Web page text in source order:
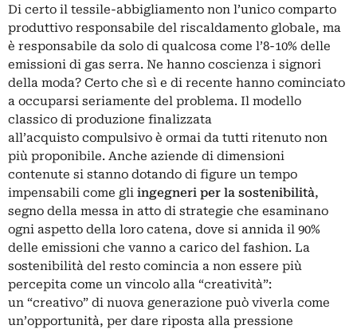
Di certo il tessile-abbigliamento non l’unico comparto
produttivo responsabile del riscaldamento globale, ma
è responsabile da solo di qualcosa come l’8-10% delle
emissioni di gas serra. Ne hanno coscienza i signori
della moda? Certo che sì e di recente hanno cominciato
a occuparsi seriamente del problema. Il modello
classico di produzione finalizzata
all’acquisto compulsivo è ormai da tutti ritenuto non
più proponibile. Anche aziende di dimensioni
contenute si stanno dotando di figure un tempo
impensabili come gli ingegneri per la sostenibilità,
segno della messa in atto di strategie che esaminano
ogni aspetto della loro catena, dove si annida il 90%
delle emissioni che vanno a carico del fashion. La
sostenibilità del resto comincia a non essere più
percepita come un vincolo alla “creatività”:
un “creativo” di nuova generazione può viverla come
un’opportunità, per dare riposta alla pressione